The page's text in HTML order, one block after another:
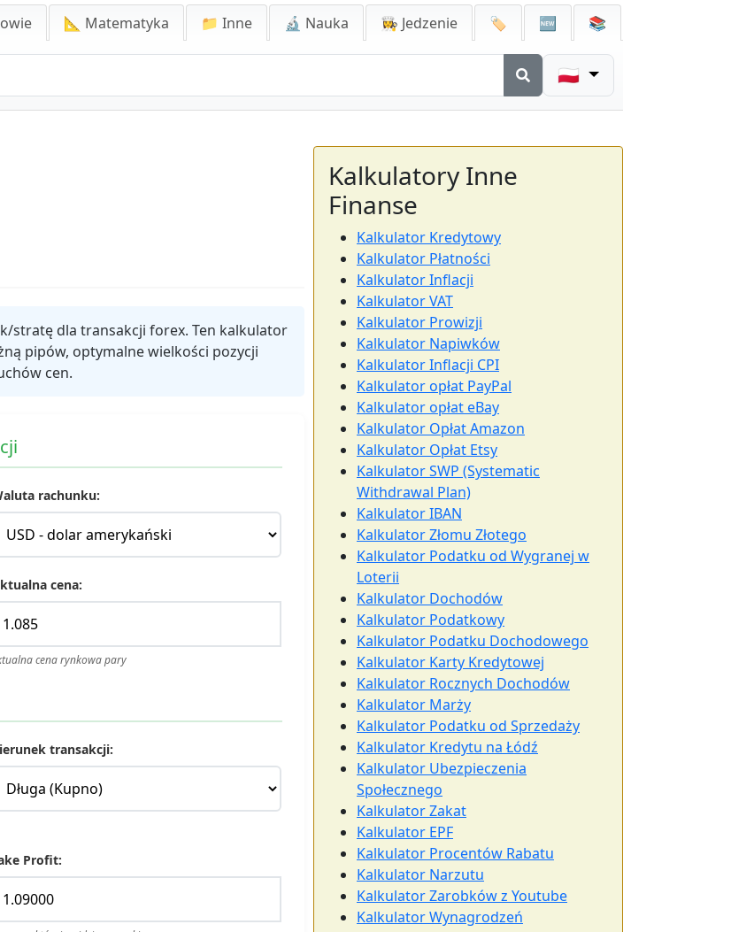
📐 Matematyka 📁 Inne 🔬 Nauka 👩‍🍳 Jedzenie 🏷️ 🆕 📚
🇵🇱
stratę dla transakcji forex. Ten kalkulator
pipów, optymalne wielkości pozycji
cen.
rachunku:
cena:
cena rynkowa pary
transakcji:
Profit:
Kalkulatory Inne
Finanse
Kalkulator Kredytowy
Kalkulator Płatności
Kalkulator Inflacji
Kalkulator VAT
Kalkulator Prowizji
Kalkulator Napiwków
Kalkulator Inflacji CPI
Kalkulator opłat PayPal
Kalkulator opłat eBay
Kalkulator Opłat Amazon
Kalkulator Opłat Etsy
Kalkulator SWP (Systematic
Withdrawal Plan)
Kalkulator IBAN
Kalkulator Złomu Złotego
Kalkulator Podatku od Wygranej w
Loterii
Kalkulator Dochodów
Kalkulator Podatkowy
Kalkulator Podatku Dochodowego
Kalkulator Karty Kredytowej
Kalkulator Rocznych Dochodów
Kalkulator Marży
Kalkulator Podatku od Sprzedaży
Kalkulator Kredytu na Łódź
Kalkulator Ubezpieczenia
Społecznego
Kalkulator Zakat
Kalkulator EPF
Kalkulator Procentów Rabatu
Kalkulator Narzutu
Kalkulator Zarobków z Youtube
Kalkulator Wynagrodzeń